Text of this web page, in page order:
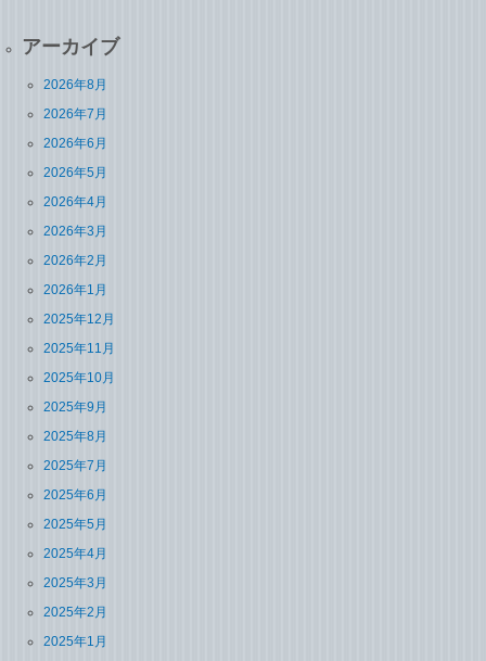
アーカイブ
2026年8月
2026年7月
2026年6月
2026年5月
2026年4月
2026年3月
2026年2月
2026年1月
2025年12月
2025年11月
2025年10月
2025年9月
2025年8月
2025年7月
2025年6月
2025年5月
2025年4月
2025年3月
2025年2月
2025年1月